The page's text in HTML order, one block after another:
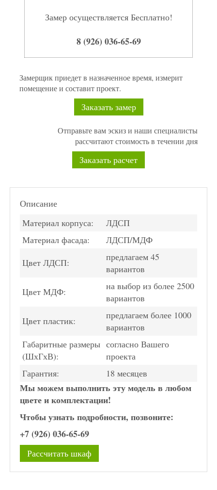
Замер осуществляется Бесплатно!
8 (926) 036-65-69
Замерщик приедет в назначенное время, измерит
помещение и составит проект.
Заказать замер
Отправьте вам эскиз и наши специалисты
рассчитают стоимость в течении дня
Заказать расчет
Описание
Материал корпуса:
ЛДСП
Материал фасада:
ЛДСП/МДФ
Цвет ЛДСП:
предлагаем 45
вариантов
Цвет МДФ:
на выбор из более 2500
вариантов
Цвет пластик:
предлагаем более 1000
вариантов
Габаритные размеры
(ШхГхВ):
согласно Вашего
проекта
Гарантия:
18 месяцев
Мы можем выполнить эту модель в любом
цвете и комплектации!
Чтобы узнать подробности, позвоните:
+7 (926) 036-65-69
Рассчитать шкаф